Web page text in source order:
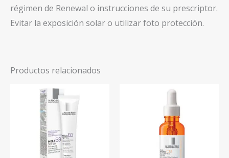
régimen de Renewal o instrucciones de su prescriptor.
Evitar la exposición solar o utilizar foto protección.
Productos relacionados